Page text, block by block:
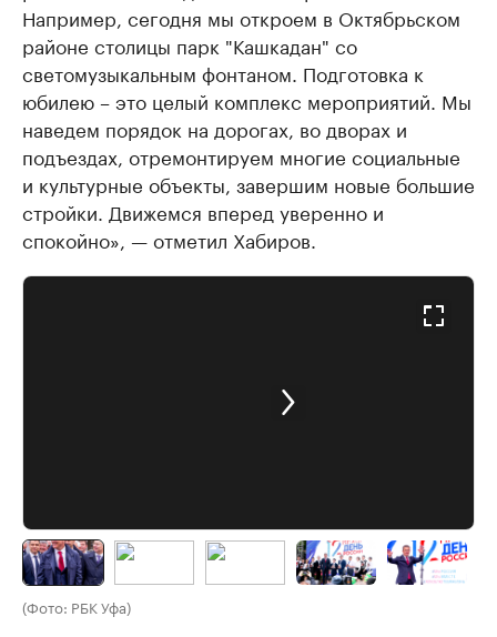
Например, сегодня мы откроем в Октябрьском
районе столицы парк "Кашкадан" со
светомузыкальным фонтаном. Подготовка к
юбилею – это целый комплекс мероприятий. Мы
наведем порядок на дорогах, во дворах и
подъездах, отремонтируем многие социальные
и культурные объекты, завершим новые большие
стройки. Движемся вперед уверенно и
спокойно», — отметил Хабиров.
(Фото: РБК Уфа)